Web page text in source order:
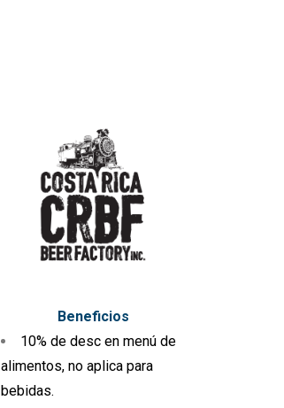
Beneficios
10% de desc en menú de
alimentos, no aplica para
bebidas.